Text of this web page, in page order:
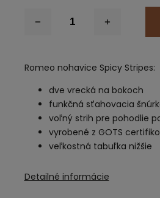
Romeo nohavice Spicy Stripes:
dve vrecká na bokoch
funkčná sťahovacia
voľný strih pre pohodlie
vyrobené z GOTS
veľkostná tabuľka nižšie
Detailné informácie